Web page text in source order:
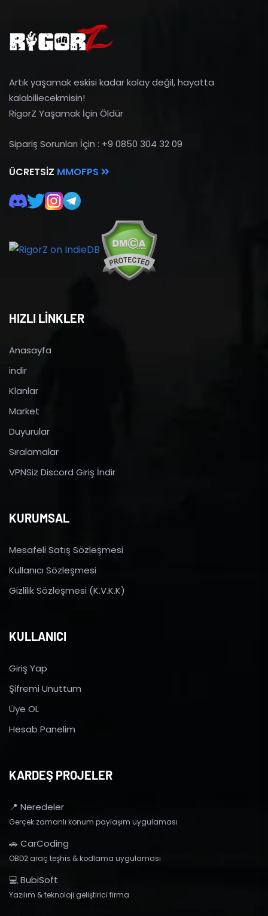
Artık yaşamak eskisi kadar kolay değil, hayatta
kalabiliecekmisin!
RigorZ Yaşamak İçin Öldür
Sipariş Sorunları İçin : +9 0850 304 32 09
ÜCRETSIZ MMOFPS
HIZLI LİNKLER
Anasayfa
indir
Klanlar
Market
Duyurular
Sıralamalar
VPNSiz Discord Giriş İndir
KURUMSAL
Mesafeli Satış Sözleşmesi
Kullanıcı Sözleşmesi
Gizlilik Sözleşmesi (K.V.K.K)
KULLANICI
Giriş Yap
Şifremi Unuttum
Üye OL
Hesab Panelim
KARDEŞ PROJELER
📍 Neredeler
Gerçek zamanlı konum paylaşım uygulaması
🚗 CarCoding
OBD2 araç teşhis & kodlama uygulaması
💻 BubiSoft
Yazılım & teknoloji geliştirici firma